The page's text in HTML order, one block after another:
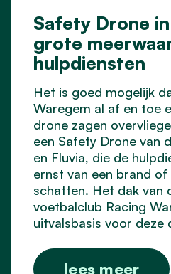
Safety Drone
grote
hulpdiensten
Het is goed mogelijk
Waregem al af en toe
drone zagen
een Safety Drone van
en Fluvia, die de
ernst van een brand
schatten. Het dak van
voetbalclub Racing
uitvalsbasis voor deze
lees meer